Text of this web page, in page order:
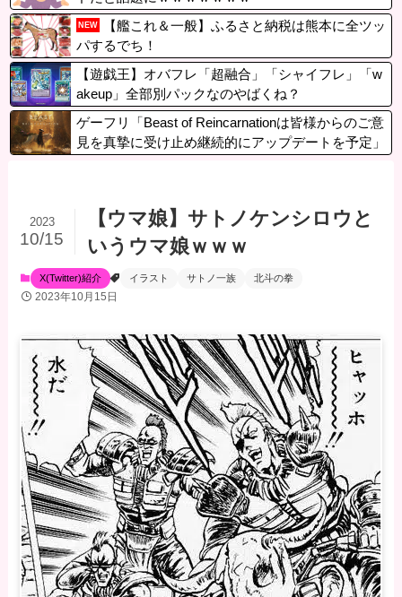
NEW
【艦これ＆一般】ふるさと納税は熊本に全ツッ
パするでち！
【遊戯王】オバフレ「超融合」「シャイフレ」「w
akeup」全部別パックなのやばくね？
ゲーフリ「Beast of Reincarnationは皆様からのご意
見を真摯に受け止め継続的にアップデートを予定」
【ウマ娘】サトノケンシロウと
いうウマ娘ｗｗｗ
2023
10/15
X(Twitter)紹介 イラスト サトノ一族 北斗の拳
2023年10月15日